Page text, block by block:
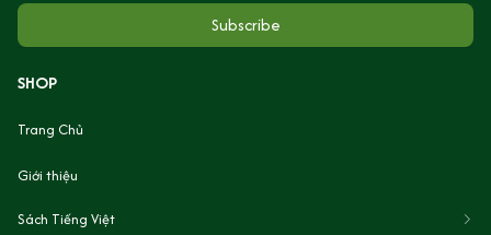
Subscribe
SHOP
Trang Chủ
Giới thiệu
Sách Tiếng Việt